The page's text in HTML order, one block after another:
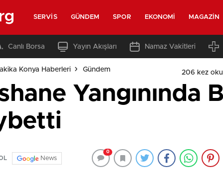
SERVIS GÜNDEM SPOR EKONOMI MAGAZIN
Canlı Borsa Yayın Akışları Namaz Vakitleri
Konya Haberleri Gündem 206 kez
Yangınında
News
0